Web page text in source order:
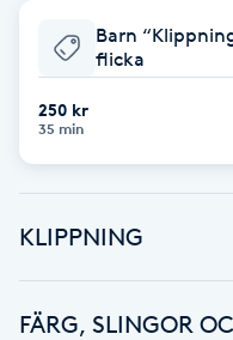
Babylights
Balayage
Barber
Barnklippning
Barn
flicka
250 kr
35 min
KLIPPNING
FÄRG, SLINGOR